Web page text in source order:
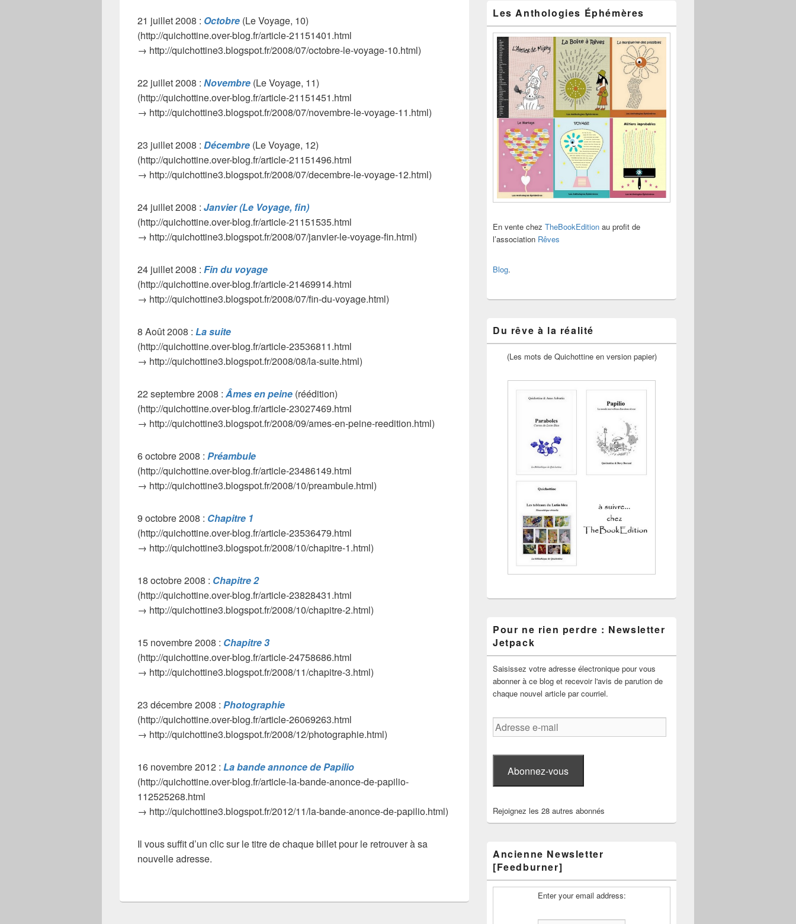
21 juillet 2008 : Octobre (Le Voyage, 10)
(http://quichottine.over-blog.fr/article-21151401.html
→ http://quichottine3.blogspot.fr/2008/07/octobre-le-voyage-10.html)
22 juillet 2008 : Novembre (Le Voyage, 11)
(http://quichottine.over-blog.fr/article-21151451.html
→ http://quichottine3.blogspot.fr/2008/07/novembre-le-voyage-11.html)
23 juillet 2008 : Décembre (Le Voyage, 12)
(http://quichottine.over-blog.fr/article-21151496.html
→ http://quichottine3.blogspot.fr/2008/07/decembre-le-voyage-12.html)
24 juillet 2008 : Janvier (Le Voyage, fin)
(http://quichottine.over-blog.fr/article-21151535.html
→ http://quichottine3.blogspot.fr/2008/07/janvier-le-voyage-fin.html)
24 juillet 2008 : Fin du voyage
(http://quichottine.over-blog.fr/article-21469914.html
→ http://quichottine3.blogspot.fr/2008/07/fin-du-voyage.html)
8 Août 2008 : La suite
(http://quichottine.over-blog.fr/article-23536811.html
→ http://quichottine3.blogspot.fr/2008/08/la-suite.html)
22 septembre 2008 : Âmes en peine (réédition)
(http://quichottine.over-blog.fr/article-23027469.html
→ http://quichottine3.blogspot.fr/2008/09/ames-en-peine-reedition.html)
6 octobre 2008 : Préambule
(http://quichottine.over-blog.fr/article-23486149.html
→ http://quichottine3.blogspot.fr/2008/10/preambule.html)
9 octobre 2008 : Chapitre 1
(http://quichottine.over-blog.fr/article-23536479.html
→ http://quichottine3.blogspot.fr/2008/10/chapitre-1.html)
18 octobre 2008 : Chapitre 2
(http://quichottine.over-blog.fr/article-23828431.html
→ http://quichottine3.blogspot.fr/2008/10/chapitre-2.html)
15 novembre 2008 : Chapitre 3
(http://quichottine.over-blog.fr/article-24758686.html
→ http://quichottine3.blogspot.fr/2008/11/chapitre-3.html)
23 décembre 2008 : Photographie
(http://quichottine.over-blog.fr/article-26069263.html
→ http://quichottine3.blogspot.fr/2008/12/photographie.html)
16 novembre 2012 : La bande annonce de Papilio
(http://quichottine.over-blog.fr/article-la-bande-anonce-de-papilio-
112525268.html
→ http://quichottine3.blogspot.fr/2012/11/la-bande-anonce-de-papilio.html)
Il vous suffit d’un clic sur le titre de chaque billet pour le retrouver à sa
nouvelle adresse.
Les Anthologies Éphémères
En vente chez TheBookEdition au profit de
l’association Rêves
Blog.
Du rêve à la réalité
(Les mots de Quichottine en version papier)
Pour ne rien perdre : Newsletter
Jetpack
Saisissez votre adresse électronique pour vous
abonner à ce blog et recevoir l'avis de parution de
chaque nouvel article par courriel.
Adresse
e-
Abonnez-vous
Rejoignez les 28 autres abonnés
Ancienne Newsletter
[Feedburner]
Enter your email address: